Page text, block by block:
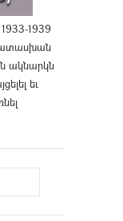
1939
ակնարկն
եւ